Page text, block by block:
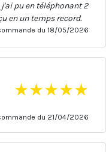
pu en téléphonant 2
en un temps record.
du 18/05/2026
★★★★★
du 21/04/2026